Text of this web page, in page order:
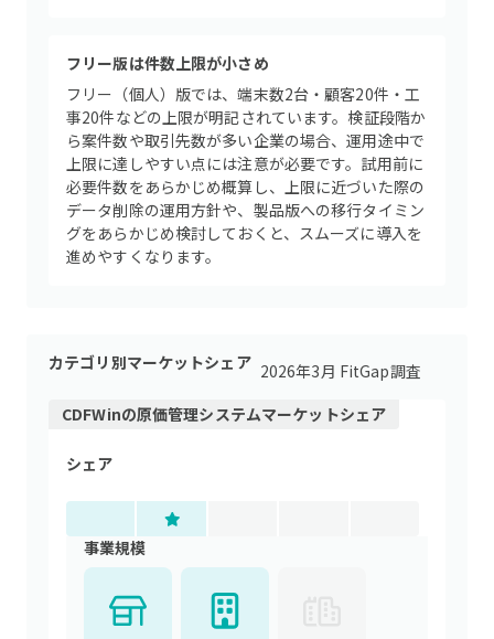
フリー版は件数上限が小さめ
フリー（個人）版では、端末数2台・顧客20件・工
事20件などの上限が明記されています。検証段階か
ら案件数や取引先数が多い企業の場合、運用途中で
上限に達しやすい点には注意が必要です。試用前に
必要件数をあらかじめ概算し、上限に近づいた際の
データ削除の運用方針や、製品版への移行タイミン
グをあらかじめ検討しておくと、スムーズに導入を
進めやすくなります。
カテゴリ別マーケットシェア 2026年3月 FitGap調査
CDFWinの原価管理システムマーケットシェア
シェア
事業規模